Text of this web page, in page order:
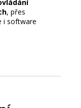
, přes
i software